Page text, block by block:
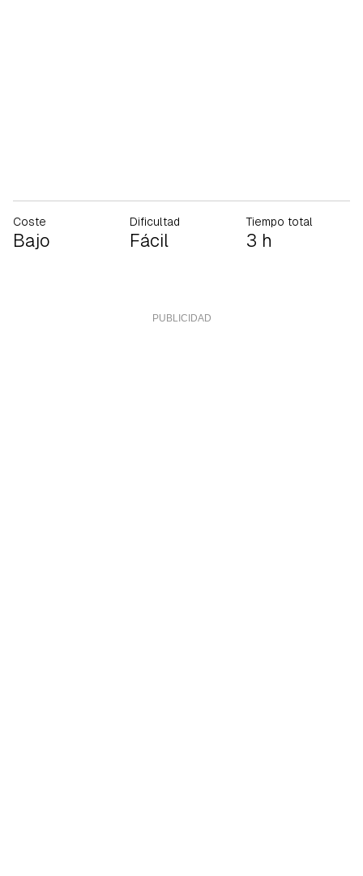
Coste
Bajo
Dificultad
Fácil
Tiempo total
3 h